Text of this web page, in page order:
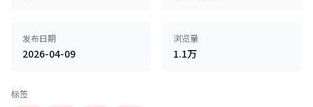
发布日期
2026-04-09
浏览量
1.1万
标签